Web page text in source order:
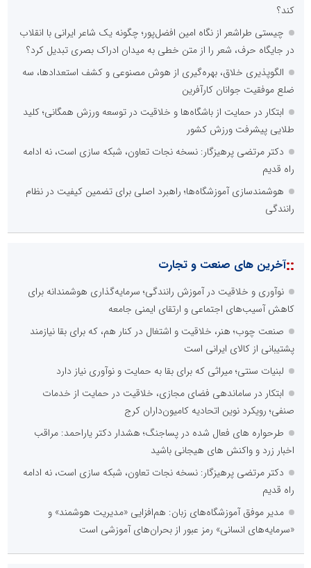
کند؟
چیستی طراشعر از نگاه امین افضل‌پور؛ چگونه یک شاعر ایرانی با انقلاب
در جایگاه حرف، شعر را از متن خطی به میدان ادراک بصری تبدیل کرد؟
الگوپذیری خلاق، بهره‌گیری از هوش مصنوعی و کشف استعدادها، سه
ضلع موفقیت جوانان کارآفرین
ابتکار در حمایت از باشگاه‌ها و خلاقیت در توسعه ورزش همگانی؛ کلید
طلایی پیشرفت ورزش کشور
دکتر مرتضی پرهیزگار: نسخه نجات تعاون، شبکه سازی است، نه ادامه
راه قدیم
هوشمندسازی آموزشگاه‌ها؛ راهبرد اصلی برای تضمین کیفیت در نظام
رانندگی
::آخرین های صنعت و تجارت
نوآوری و خلاقیت در آموزش رانندگی؛ سرمایه‌گذاری هوشمندانه برای
کاهش آسیب‌های اجتماعی و ارتقای ایمنی جامعه
صنعت چوب؛ هنر، خلاقیت و اشتغال در کنار هم، که برای بقا نیازمند
پشتیبانی از کالای ایرانی است
لبنیات سنتی؛ میراثی که برای بقا به حمایت و نوآوری نیاز دارد
ابتکار در ساماندهی فضای مجازی، خلاقیت در حمایت از خدمات
صنفی؛ رویکرد نوین اتحادیه کامیون‌داران کرج
طرحواره های فعال شده در پساجنگ؛ هشدار دکتر یاراحمد: مراقب
اخبار زرد و واکنش های هیجانی باشید
دکتر مرتضی پرهیزگار: نسخه نجات تعاون، شبکه سازی است، نه ادامه
راه قدیم
مدیر موفق آموزشگاه‌های زبان: هم‌افزایی «مدیریت هوشمند» و
«سرمایه‌های انسانی» رمز عبور از بحران‌های آموزشی است